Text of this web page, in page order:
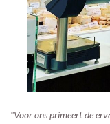
"Voor ons primeert de